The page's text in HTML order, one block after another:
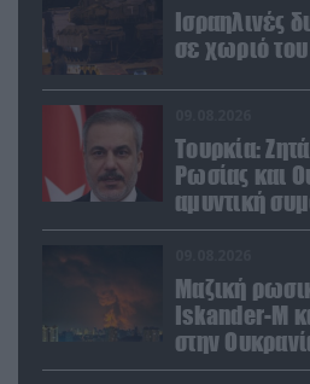
Ισραηλινές
σε χωριό
Τουρκία:
Ρωσίας και
αμυντική
με το άρθρο
Μαζική
Iskander-M
στην
εργοστάσιο